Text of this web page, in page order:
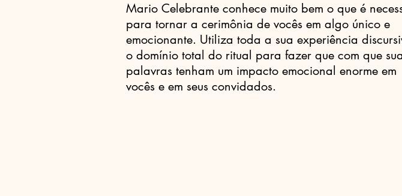
Mario Celebrante conhece muito bem o que é
para tornar a cerimônia de vocês em algo único e
emocionante. Utiliza toda a sua experiência
o domínio total do ritual para fazer que com que
palavras tenham um impacto emocional enorme em
vocês e em seus convidados.